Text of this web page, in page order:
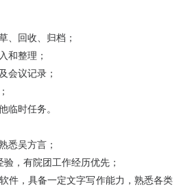
回收、归档；
整理；
议记录；
时任务。
吴方言；
，有院团工作经历优先；
，具备一定文字写作能力，熟悉各类